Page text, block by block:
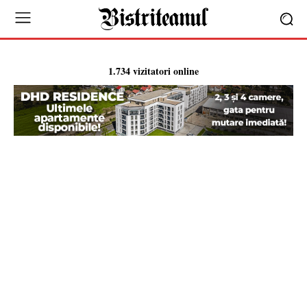
1.734 vizitatori online